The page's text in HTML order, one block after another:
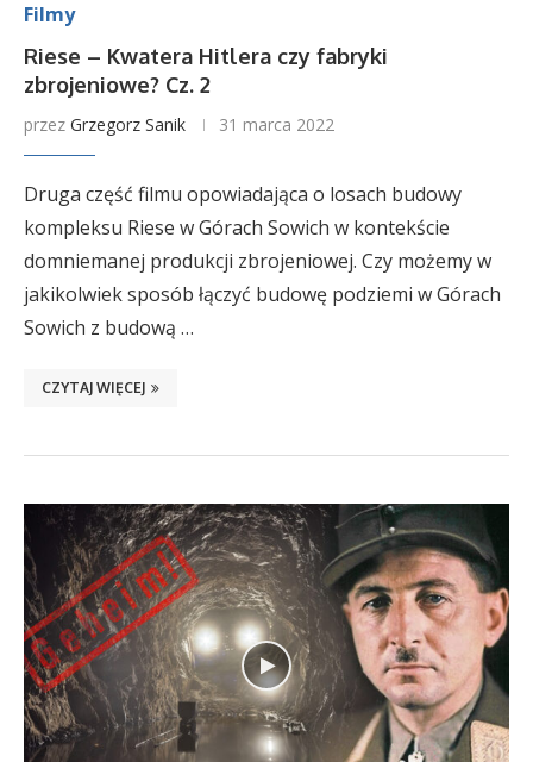
Filmy
Riese – Kwatera Hitlera czy fabryki
zbrojeniowe? Cz. 2
przez Grzegorz Sanik 31 marca 2022
Druga część filmu opowiadająca o losach budowy
kompleksu Riese w Górach Sowich w kontekście
domniemanej produkcji zbrojeniowej. Czy możemy w
jakikolwiek sposób łączyć budowę podziemi w Górach
Sowich z budową …
CZYTAJ WIĘCEJ